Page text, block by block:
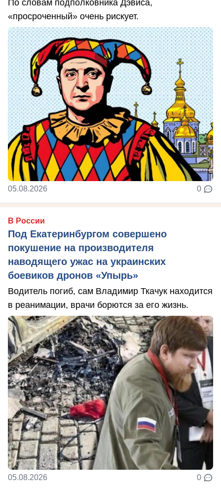
По словам подполковника Дэвиса,
«просроченный» очень рискует.
05.08.2026 0
В России
Под Екатеринбургом совершено
покушение на производителя
наводящего ужас на украинских
боевиков дронов «Упырь»
Водитель погиб, сам Владимир Ткачук находится
в реанимации, врачи борются за его жизнь.
05.08.2026 0